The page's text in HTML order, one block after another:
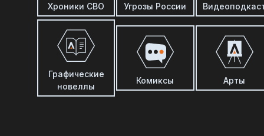
Хроники СВО Угрозы России
Графические
новеллы
Комиксы Арты